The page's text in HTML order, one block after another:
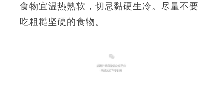
食物宜温热熟软，切忌黏硬生冷。尽量不要
吃粗糙坚硬的食物。
2